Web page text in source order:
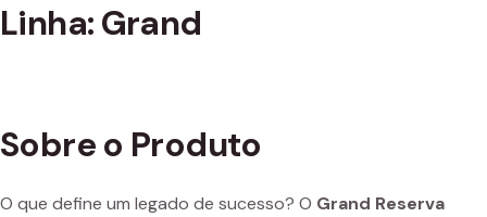
Linha: Grand
Sobre o Produto
O que define um legado de sucesso? O Grand Reserva